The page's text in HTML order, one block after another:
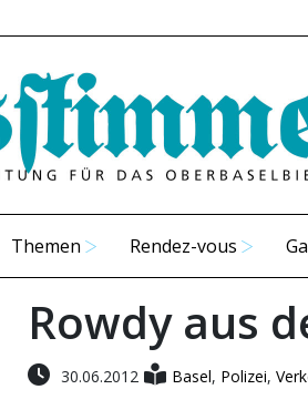
Themen Rendez-vous
Rowdy aus
30.06.2012 Basel, Polizei,